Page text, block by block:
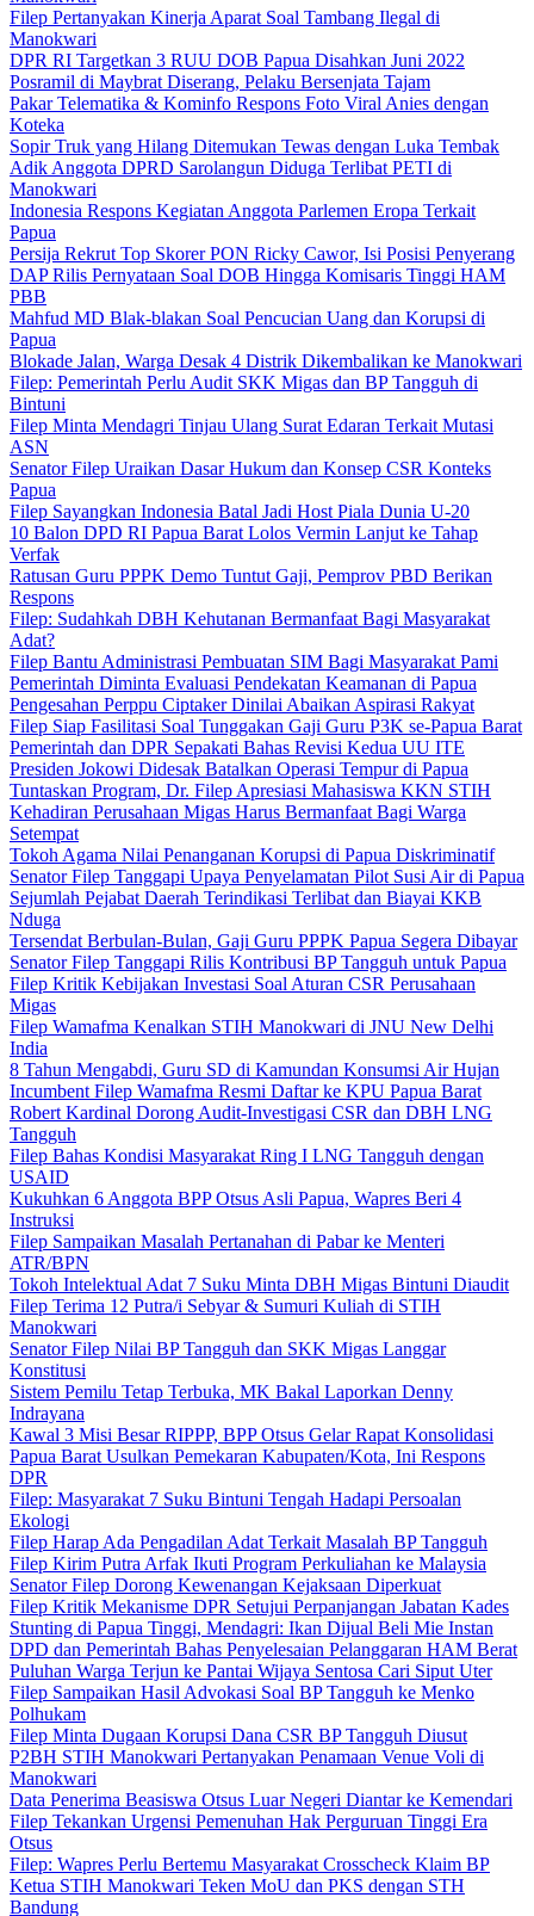
Filep Pertanyakan Kinerja Aparat Soal Tambang Ilegal di
Manokwari
DPR RI Targetkan 3 RUU DOB Papua Disahkan Juni 2022
Posramil di Maybrat Diserang, Pelaku Bersenjata Tajam
Pakar Telematika & Kominfo Respons Foto Viral Anies dengan
Koteka
Sopir Truk yang Hilang Ditemukan Tewas dengan Luka Tembak
Adik Anggota DPRD Sarolangun Diduga Terlibat PETI di
Manokwari
Indonesia Respons Kegiatan Anggota Parlemen Eropa Terkait
Papua
Persija Rekrut Top Skorer PON Ricky Cawor, Isi Posisi Penyerang
DAP Rilis Pernyataan Soal DOB Hingga Komisaris Tinggi HAM
PBB
Mahfud MD Blak-blakan Soal Pencucian Uang dan Korupsi di
Papua
Blokade Jalan, Warga Desak 4 Distrik Dikembalikan ke Manokwari
Filep: Pemerintah Perlu Audit SKK Migas dan BP Tangguh di
Bintuni
Filep Minta Mendagri Tinjau Ulang Surat Edaran Terkait Mutasi
ASN
Senator Filep Uraikan Dasar Hukum dan Konsep CSR Konteks
Papua
Filep Sayangkan Indonesia Batal Jadi Host Piala Dunia U-20
10 Balon DPD RI Papua Barat Lolos Vermin Lanjut ke Tahap
Verfak
Ratusan Guru PPPK Demo Tuntut Gaji, Pemprov PBD Berikan
Respons
Filep: Sudahkah DBH Kehutanan Bermanfaat Bagi Masyarakat
Adat?
Filep Bantu Administrasi Pembuatan SIM Bagi Masyarakat Pami
Pemerintah Diminta Evaluasi Pendekatan Keamanan di Papua
Pengesahan Perppu Ciptaker Dinilai Abaikan Aspirasi Rakyat
Filep Siap Fasilitasi Soal Tunggakan Gaji Guru P3K se-Papua Barat
Pemerintah dan DPR Sepakati Bahas Revisi Kedua UU ITE
Presiden Jokowi Didesak Batalkan Operasi Tempur di Papua
Tuntaskan Program, Dr. Filep Apresiasi Mahasiswa KKN STIH
Kehadiran Perusahaan Migas Harus Bermanfaat Bagi Warga
Setempat
Tokoh Agama Nilai Penanganan Korupsi di Papua Diskriminatif
Senator Filep Tanggapi Upaya Penyelamatan Pilot Susi Air di Papua
Sejumlah Pejabat Daerah Terindikasi Terlibat dan Biayai KKB
Nduga
Tersendat Berbulan-Bulan, Gaji Guru PPPK Papua Segera Dibayar
Senator Filep Tanggapi Rilis Kontribusi BP Tangguh untuk Papua
Filep Kritik Kebijakan Investasi Soal Aturan CSR Perusahaan
Migas
Filep Wamafma Kenalkan STIH Manokwari di JNU New Delhi
India
8 Tahun Mengabdi, Guru SD di Kamundan Konsumsi Air Hujan
Incumbent Filep Wamafma Resmi Daftar ke KPU Papua Barat
Robert Kardinal Dorong Audit-Investigasi CSR dan DBH LNG
Tangguh
Filep Bahas Kondisi Masyarakat Ring I LNG Tangguh dengan
USAID
Kukuhkan 6 Anggota BPP Otsus Asli Papua, Wapres Beri 4
Instruksi
Filep Sampaikan Masalah Pertanahan di Pabar ke Menteri
ATR/BPN
Tokoh Intelektual Adat 7 Suku Minta DBH Migas Bintuni Diaudit
Filep Terima 12 Putra/i Sebyar & Sumuri Kuliah di STIH
Manokwari
Senator Filep Nilai BP Tangguh dan SKK Migas Langgar
Konstitusi
Sistem Pemilu Tetap Terbuka, MK Bakal Laporkan Denny
Indrayana
Kawal 3 Misi Besar RIPPP, BPP Otsus Gelar Rapat Konsolidasi
Papua Barat Usulkan Pemekaran Kabupaten/Kota, Ini Respons
DPR
Filep: Masyarakat 7 Suku Bintuni Tengah Hadapi Persoalan
Ekologi
Filep Harap Ada Pengadilan Adat Terkait Masalah BP Tangguh
Filep Kirim Putra Arfak Ikuti Program Perkuliahan ke Malaysia
Senator Filep Dorong Kewenangan Kejaksaan Diperkuat
Filep Kritik Mekanisme DPR Setujui Perpanjangan Jabatan Kades
Stunting di Papua Tinggi, Mendagri: Ikan Dijual Beli Mie Instan
DPD dan Pemerintah Bahas Penyelesaian Pelanggaran HAM Berat
Puluhan Warga Terjun ke Pantai Wijaya Sentosa Cari Siput Uter
Filep Sampaikan Hasil Advokasi Soal BP Tangguh ke Menko
Polhukam
Filep Minta Dugaan Korupsi Dana CSR BP Tangguh Diusut
P2BH STIH Manokwari Pertanyakan Penamaan Venue Voli di
Manokwari
Data Penerima Beasiswa Otsus Luar Negeri Diantar ke Kemendari
Filep Tekankan Urgensi Pemenuhan Hak Perguruan Tinggi Era
Otsus
Filep: Wapres Perlu Bertemu Masyarakat Crosscheck Klaim BP
Ketua STIH Manokwari Teken MoU dan PKS dengan STH
Bandung